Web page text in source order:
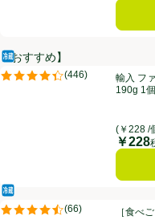
【おすすめ】
輸入 ファーマインド 食べご
冷蔵食品
(446)
評価は446件のレビューで5点
輸入 フ
190g 1個
(￥228 /
価格
￥228
［食べごろ+］輸入 アボカド
冷蔵食品
(66)
評価は66件のレビューで5点
［食べ